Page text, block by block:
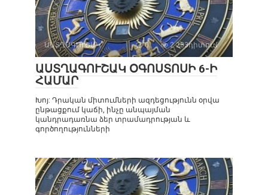
ԱՍՏՂԱԳՈՒՇԱԿ 0 2 283դիտում
ԱՍՏՂԱԳՈՒՇԱԿ ՕԳՈՍՏՈՍԻ 6-Ի
ՀԱՄԱՐ
Խոյ: Դրական միտումների ազդեցությունն օրվա
ընթացքում կաճի, ինչը անպայման
կանդրադառնա ձեր տրամադրության և
գործողությունների